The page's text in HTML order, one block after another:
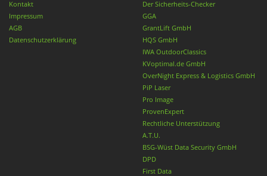
Kontakt
Impressum
AGB
Datenschutzerklärung
Der Sicherheits-Checker
GGA
GrantLift GmbH
HQS GmbH
IWA OutdoorClassics
KVoptimal.de GmbH
OverNight Express & Logistics GmbH
PiP Laser
Pro Image
ProvenExpert
Rechtliche Unterstützung
A.T.U.
BSG-Wüst Data Security GmbH
DPD
First Data